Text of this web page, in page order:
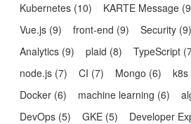
Kubernetes (10) KARTE Message (9
Vue.js (9) front-end (9) Security (9)
Analytics (9) plaid (8) TypeScript (
node.js (7) CI (7) Mongo (6) k8s
Docker (6) machine learning (6)
DevOps (5) GKE (5) Developer